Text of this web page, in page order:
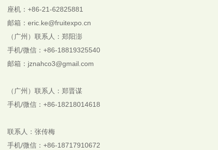
座机：+86-21-62825881
邮箱：eric.ke@fruitexpo.cn
（广州）联系人：郑阳澎
手机/微信：+86-18819325540
邮箱：jznahco3@gmail.com
（广州）联系人：郑晋谋
手机/微信：+86-18218014618
联系人：张传梅
手机/微信：+86-18717910672